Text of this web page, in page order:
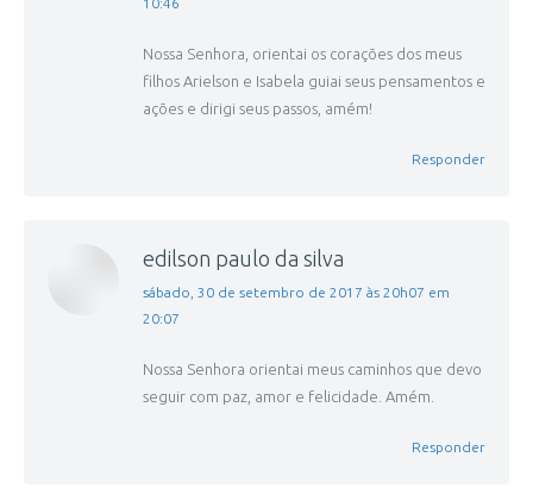
Nossa Senhora, orientai os corações dos meus
filhos Arielson e Isabela guiai seus pensamentos e
ações e dirigi seus passos, amém!
Responder
edilson paulo da silva
disse:
sábado, 30 de setembro de 2017 às 20h07 em
20:07
Nossa Senhora orientai meus caminhos que devo
seguir com paz, amor e felicidade. Amém.
Responder